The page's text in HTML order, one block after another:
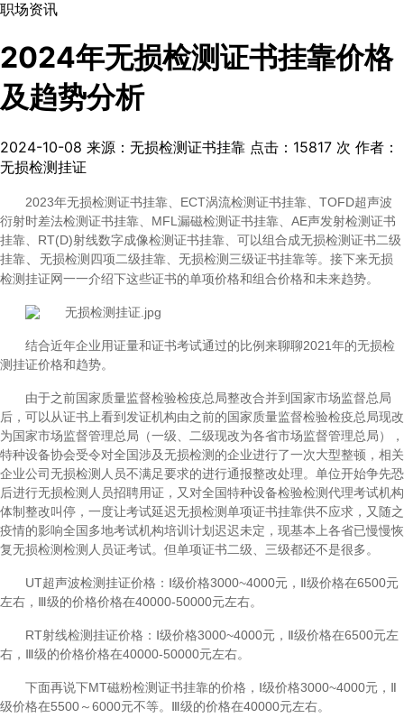
职场资讯
2024年无损检测证书挂靠价格
及趋势分析
2024-10-08 来源：无损检测证书挂靠 点击： 15817 次 作者：
无损检测挂证
2023年无损检测证书挂靠、ECT涡流检测证书挂靠、TOFD超声波
衍射时差法检测证书挂靠、MFL漏磁检测证书挂靠、AE声发射检测证书
挂靠、RT(D)射线数字成像检测证书挂靠、可以组合成无损检测证书二级
挂靠
无损检测四项二级挂靠、无损检测三级证书挂靠等。接下来无损
检测挂证网一一介绍下这些证书的单项价格和组合价格和未来趋势。
结合近年企业用证量和证书考试通过的比例来聊聊2021年的无损检
测挂证价格和趋势。
由于之前国家质量监督检验检疫总局整改合并到国家市场监督总局
后，可以从证书上看到发证机构由之前的国家质量监督检验检疫总局现改
为国家市场监督管理总局（一级、二级现改为各省市场监督管理总局），
特种设备协会受令对全国涉及无损检测的企业进行了一次大型整顿，相关
企业公司无损检测人员不满足要求的进行通报整改处理。单位开始争先恐
后进行无损检测人员招聘用证，又对全国特种设备检验检测代理考试机构
体制整改叫停，一度让考试延迟无损检测单项证书挂靠供不应求，又随之
疫情的影响全国多地考试机构培训计划迟迟未定，现基本上各省已慢慢恢
复无损检测检测人员证考试。但单项证书二级、三级都还不是很多。
UT超声波检测挂证价格：Ⅰ级价格3000~4000元，Ⅱ级价格在6500元
左右，Ⅲ级的价格价格在40000-50000元左右。
RT射线检测挂证价格 ： Ⅰ级价格3000~4000元，Ⅱ级价格在6500元左
右，Ⅲ级的价格价格在40000-50000元左右。
下面再说下MT磁粉检测证书挂靠的价格，Ⅰ级价格3000~4000元，Ⅱ
级价格在5500～6000元不等。Ⅲ级的价格在40000元左右。